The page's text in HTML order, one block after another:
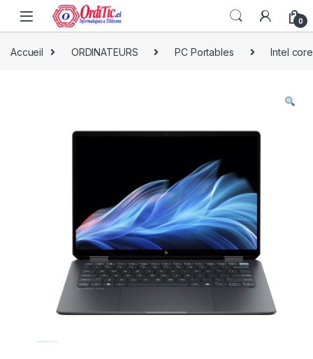
0
Accueil ORDINATEURS PC Portables Intel